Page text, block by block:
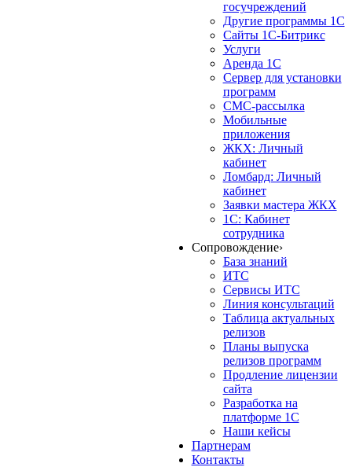
госучреждений
Другие программы 1С
Сайты 1С-Битрикс
Услуги
Аренда 1С
Сервер для установки
программ
СМС-рассылка
Мобильные
приложения
ЖКХ: Личный
кабинет
Ломбард: Личный
кабинет
Заявки мастера ЖКХ
1С: Кабинет
сотрудника
Сопровождение›
База знаний
ИТС
Сервисы ИТС
Линия консультаций
Таблица актуальных
релизов
Планы выпуска
релизов программ
Продление лицензии
сайта
Разработка на
платформе 1С
Наши кейсы
Партнерам
Контакты